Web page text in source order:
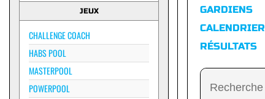
JEUX
CHALLENGE COACH
HABS POOL
MASTERPOOL
POWERPOOL
GARDIENS
CALENDRIER
RÉSULTATS